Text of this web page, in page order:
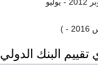
(أكتوبر 2012 - يوليو
)
تقييم البنك الدولي